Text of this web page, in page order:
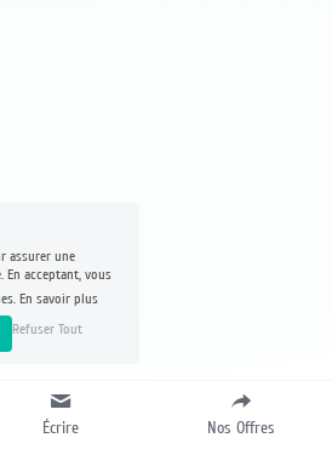
INTERNET VITRINE
Écrire Nos Offres
assurer une
En acceptant, vous
En savoir plus
Refuser Tout